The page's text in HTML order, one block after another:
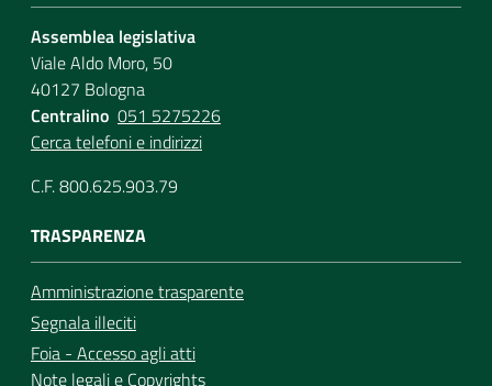
Assemblea legislativa
Viale Aldo Moro, 50
40127 Bologna
Centralino 051 5275226
Cerca telefoni e indirizzi
C.F. 800.625.903.79
TRASPARENZA
Amministrazione trasparente
Segnala illeciti
Foia - Accesso agli atti
Note legalie Copyrights